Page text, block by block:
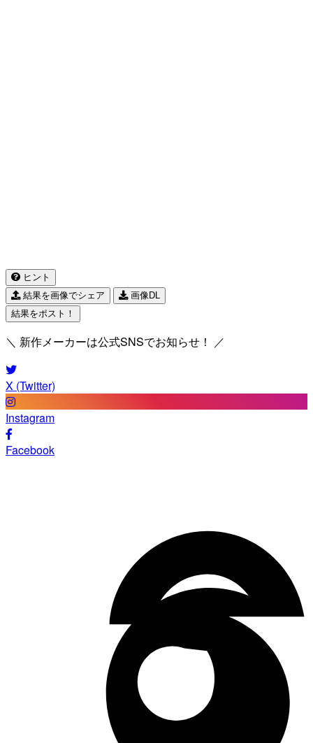
ヒント
結果を画像でシェア
画像DL
結果をポスト！
＼ 新作メーカーは公式SNSでお知らせ！ ／
X (Twitter)
Instagram
Facebook